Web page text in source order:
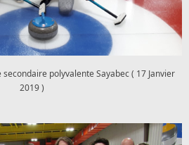
polyvalente Sayabec ( 17 Janvier
2019 )